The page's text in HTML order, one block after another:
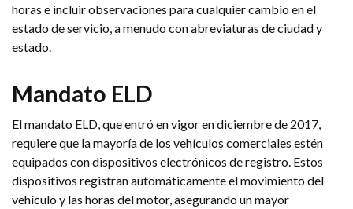
horas e incluir observaciones para cualquier cambio en el
estado de servicio, a menudo con abreviaturas de ciudad y
estado.
Mandato ELD
El mandato ELD, que entró en vigor en diciembre de 2017,
requiere que la mayoría de los vehículos comerciales estén
equipados con dispositivos electrónicos de registro. Estos
dispositivos registran automáticamente el movimiento del
vehículo y las horas del motor, asegurando un mayor